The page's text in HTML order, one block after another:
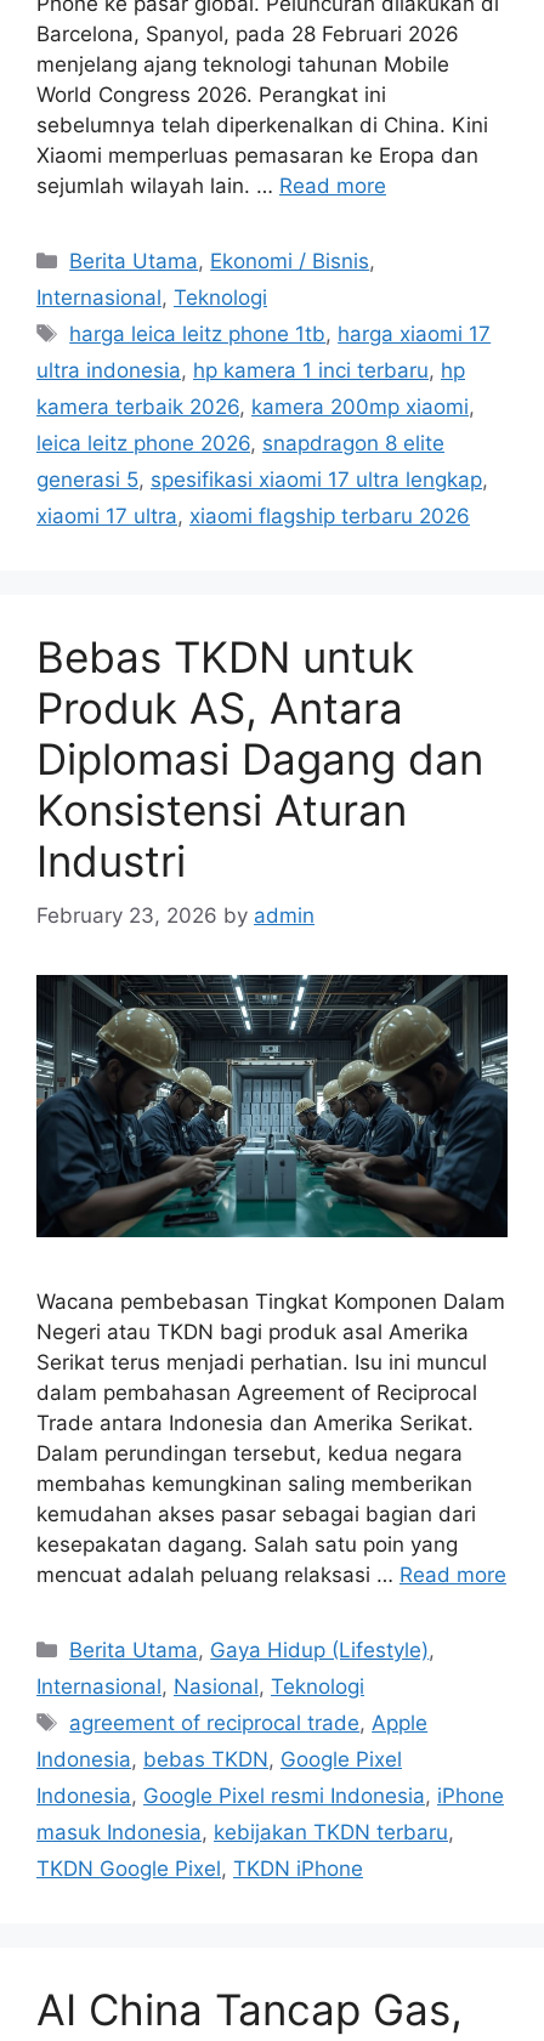
Barcelona, Spanyol, pada 28 Februari 2026
menjelang ajang teknologi tahunan Mobile
World Congress 2026. Perangkat ini
sebelumnya telah diperkenalkan di China. Kini
Xiaomi memperluas pemasaran ke Eropa dan
sejumlah wilayah lain. … Read more
C
a
e
g
o
r
i
s
Berita Utama, Ekonomi / Bisnis,
Internasional, Teknologi
T
a
s
harga leica leitz phone 1tb, harga xiaomi 17
ultra indonesia, hp kamera 1 inci terbaru, hp
kamera terbaik 2026, kamera 200mp xiaomi,
leica leitz phone 2026, snapdragon 8 elite
generasi 5, spesifikasi xiaomi 17 ultra lengkap,
xiaomi 17 ultra, xiaomi flagship terbaru 2026
Bebas TKDN untuk
Produk AS, Antara
Diplomasi Dagang dan
Konsistensi Aturan
Industri
February 23, 2026 by admin
Wacana pembebasan Tingkat Komponen Dalam
Negeri atau TKDN bagi produk asal Amerika
Serikat terus menjadi perhatian. Isu ini muncul
dalam pembahasan Agreement of Reciprocal
Trade antara Indonesia dan Amerika Serikat.
Dalam perundingan tersebut, kedua negara
membahas kemungkinan saling memberikan
kemudahan akses pasar sebagai bagian dari
kesepakatan dagang. Salah satu poin yang
mencuat adalah peluang relaksasi … Read more
C
a
e
g
o
r
i
Berita Utama, Gaya Hidup (Lifestyle),
Internasional, Nasional, Teknologi
T
a
s
agreement of reciprocal trade,Apple
Indonesia, bebas TKDN, Google Pixel
Indonesia, Google Pixel resmi Indonesia, iPhone
masuk Indonesia, kebijakan TKDN terbaru,
TKDN Google Pixel, TKDN iPhone
AI China Tancap Gas,